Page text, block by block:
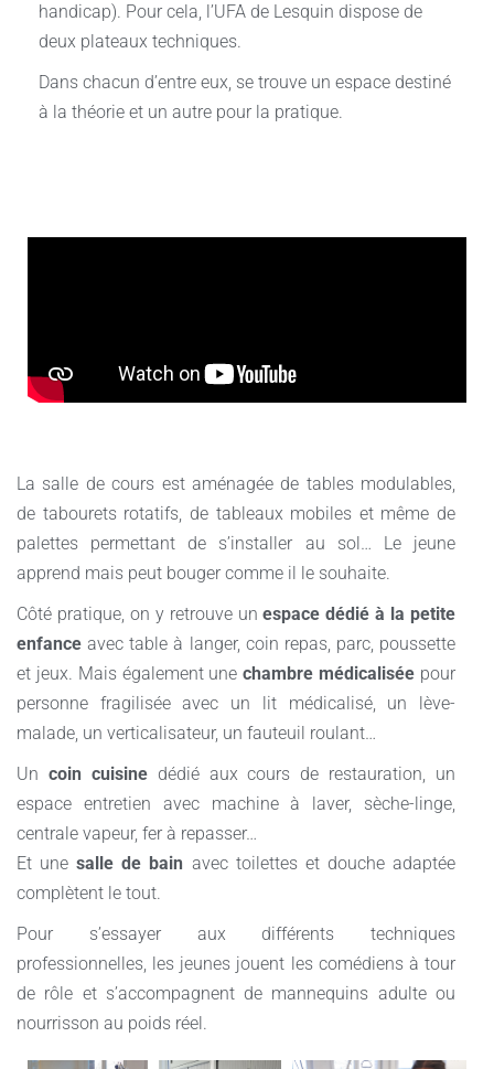
handicap). Pour cela, l’UFA de Lesquin dispose de
deux plateaux techniques.
Dans chacun d’entre eux, se trouve un espace destiné
à la théorie et un autre pour la pratique.
La salle de cours est aménagée de tables modulables,
de tabourets rotatifs, de tableaux mobiles et même de
palettes permettant de s’installer au sol… Le jeune
apprend mais peut bouger comme il le souhaite.
Côté pratique, on y retrouve unespace dédié à la petite
enfance avec table à langer, coin repas, parc, poussette
et jeux. Mais également unechambre médicalisée pour
personne fragilisée avec un lit médicalisé, un lève-
malade, un verticalisateur, un fauteuil roulant…
Un coin cuisinedédié aux cours de restauration, un
espace entretien avec machine à laver, sèche-linge,
centrale vapeur, fer à repasser…
Et unesalle de bain avec toilettes et douche adaptée
complètent le tout.
Pour s’essayer aux différents techniques
professionnelles, les jeunes jouent les comédiens à tour
de rôle et s’accompagnent de mannequins adulte ou
nourrisson au poids réel.